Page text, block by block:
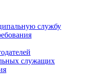
службу
служащих